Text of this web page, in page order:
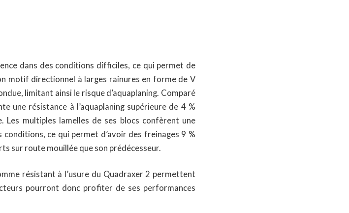
dans des conditions difficiles, ce qui permet de
motif directionnel à larges rainures en forme de V
limitant ainsi le risque d’aquaplaning. Comparé
une résistance à l’aquaplaning supérieure de 4 %
multiples lamelles de ses blocs confèrent une
ce qui permet d’avoir des freinages 9 %
sur route mouillée que son prédécesseur.
résistant à l’usure du Quadraxer 2 permettent
pourront donc profiter de ses performances